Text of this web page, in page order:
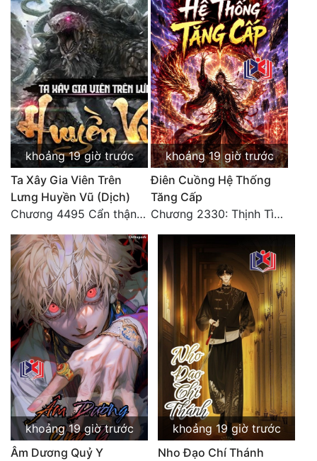
khoảng 19 giờ trước
Ta Xây Gia Viên Trên
Lưng Huyền Vũ (Dịch)
Chương 4495 Cẩn thận một chút vẫn là tốt.
khoảng 19 giờ trước
Điên Cuồng Hệ Thống
Tăng Cấp
Chương 2330: Thịnh Tình Mời Chào
khoảng 19 giờ trước
Âm Dương Quỷ Y
khoảng 19 giờ trước
Nho Đạo Chí Thánh